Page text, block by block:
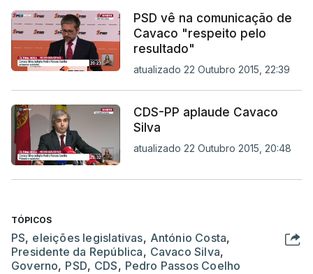
PSD vê na comunicação de
Cavaco "respeito pelo
resultado"
atualizado 22 Outubro 2015, 22:39
CDS-PP aplaude Cavaco
Silva
atualizado 22 Outubro 2015, 20:48
TÓPICOS
PS, eleições legislativas, António Costa,
Presidente da República, Cavaco Silva,
Governo, PSD, CDS, Pedro Passos Coelho